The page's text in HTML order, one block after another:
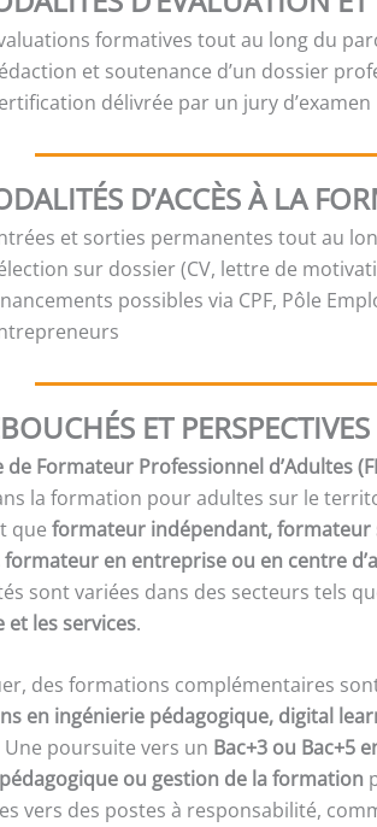
formatives tout au long du
et soutenance d’un dossier
délivrée par un jury d’examen
D’ACCÈS À LA
et sorties permanentes tout au
sur dossier (CV, lettre de
possibles via CPF, Pôle
ET PERSPECTIVES
Formateur Professionnel d’Adultes
la formation pour adultes sur le
queformateur indépendant, formateur
en entreprise ou en centre
sont variées dans des secteurs tels
et les services.
des formations complémentaires
en ingénierie pédagogique, digital
Une poursuite vers un Bac+3 ou Bac+5
ou gestion de la formation
vers des postes à responsabilité,